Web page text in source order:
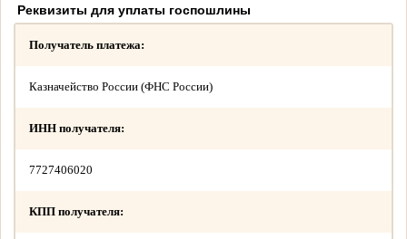
Реквизиты для уплаты госпошлины
Получатель платежа:
Казначейство России (ФНС России)
ИНН получателя:
7727406020
КПП получателя: